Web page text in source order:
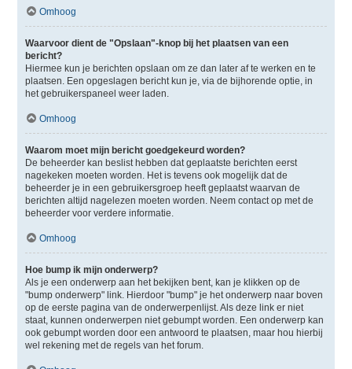
Omhoog
Waarvoor dient de "Opslaan"-knop bij het plaatsen van een
bericht?
Hiermee kun je berichten opslaan om ze dan later af te werken en te
plaatsen. Een opgeslagen bericht kun je, via de bijhorende optie, in
het gebruikerspaneel weer laden.
Omhoog
Waarom moet mijn bericht goedgekeurd worden?
De beheerder kan beslist hebben dat geplaatste berichten eerst
nagekeken moeten worden. Het is tevens ook mogelijk dat de
beheerder je in een gebruikersgroep heeft geplaatst waarvan de
berichten altijd nagelezen moeten worden. Neem contact op met de
beheerder voor verdere informatie.
Omhoog
Hoe bump ik mijn onderwerp?
Als je een onderwerp aan het bekijken bent, kan je klikken op de
"bump onderwerp" link. Hierdoor "bump" je het onderwerp naar boven
op de eerste pagina van de onderwerpenlijst. Als deze link er niet
staat, kunnen onderwerpen niet gebumpt worden. Een onderwerp kan
ook gebumpt worden door een antwoord te plaatsen, maar hou hierbij
wel rekening met de regels van het forum.